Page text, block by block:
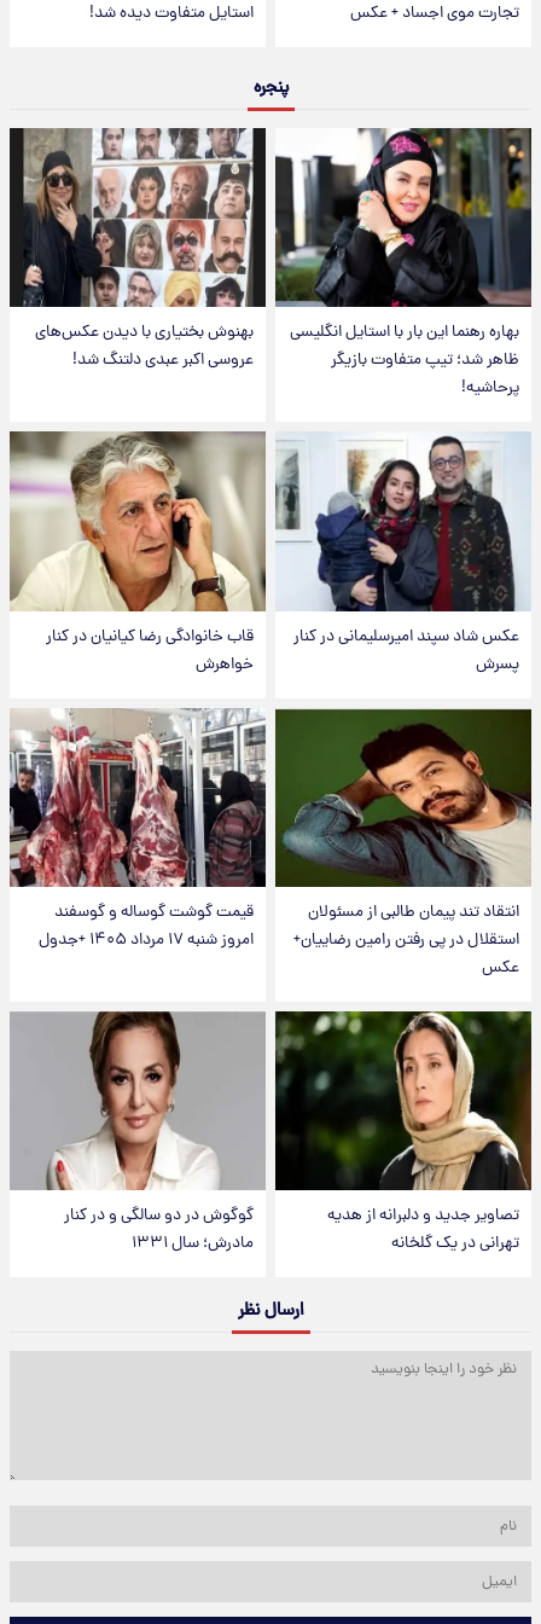
تجارت موی اجساد + عکس استایل متفاوت دیده شد!
پنجره
بهاره رهنما این بار با استایل انگلیسی
ظاهر شد؛ تیپ متفاوت بازیگر
پرحاشیه!
بهنوش بختیاری با دیدن عکس‌های
عروسی اکبر عبدی دلتنگ شد!
عکس شاد سپند امیرسلیمانی در کنار
پسرش
قاب خانوادگی رضا کیانیان در کنار
خواهرش
انتقاد تند پیمان طالبی از مسئولان
استقلال در پی رفتن رامین رضاییان+
عکس
قیمت گوشت گوساله و گوسفند
امروز شنبه ۱۷ مرداد ۱۴۰۵ +جدول
تصاویر جدید و دلبرانه از هدیه
تهرانی در یک گلخانه
گوگوش در دو سالگی و در کنار
مادرش؛ سال ۱۳۳۱
ارسال نظر